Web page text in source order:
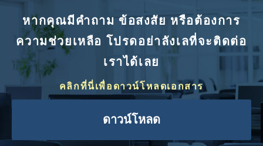
หากคุณมีคำถาม ข้อสงสัย หรือต้องการ
ความช่วยเหลือ โปรดอย่าลังเลที่จะติดต่อ
เราได้เลย
คลิกที่นี่เพื่อดาวน์โหลดเอกสาร
ดาวน์โหลด